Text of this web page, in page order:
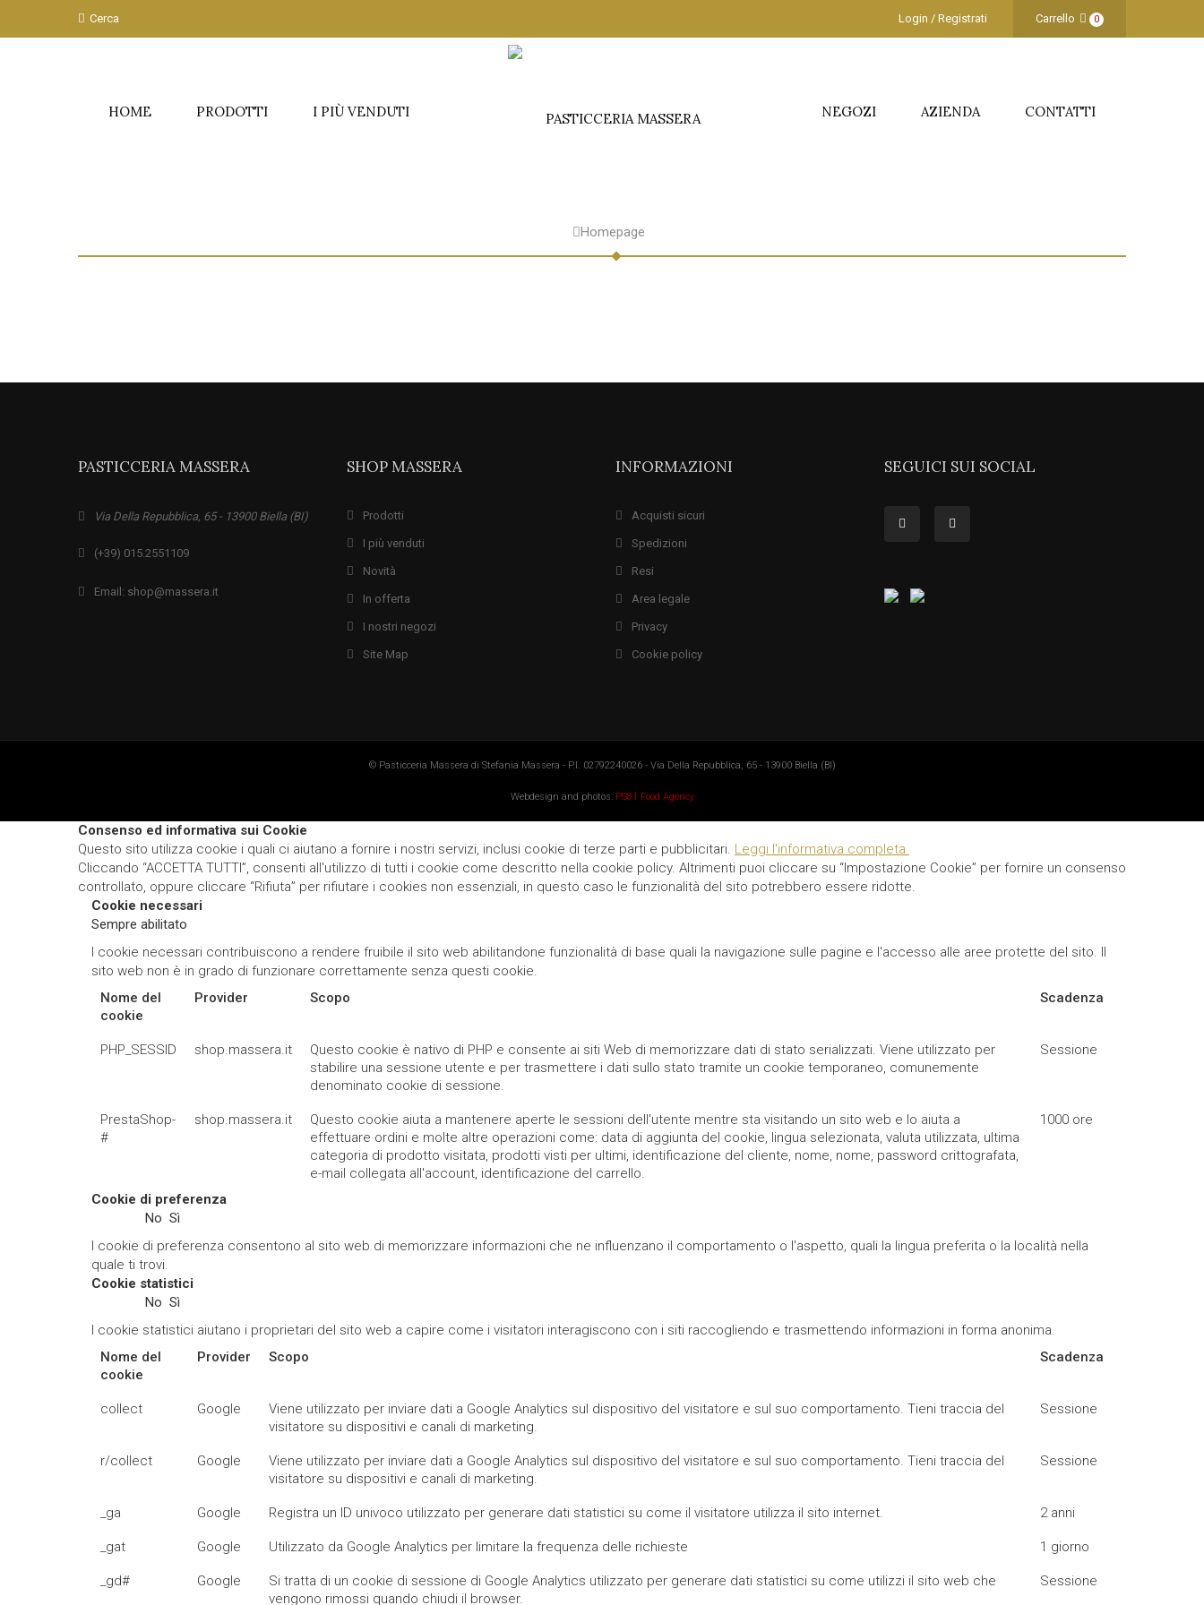
Cerca Login / Registrati Carrello 0
HOME PRODOTTI I PIÙ VENDUTI NEGOZI AZIENDA CONTATTI
Homepage
PASTICCERIA MASSERA
Via Della Repubblica, 65 - 13900 Biella (BI)
(+39) 015.2551109
Email: shop@massera.it
SHOP MASSERA
Prodotti
I più venduti
Novità
In offerta
I nostri negozi
Site Map
INFORMAZIONI
Acquisti sicuri
Spedizioni
Resi
Area legale
Privacy
Cookie policy
SEGUICI SUI SOCIAL
© Pasticceria Massera di Stefania Massera - P.I. 02792240026 - Via Della Repubblica, 65 - 13900 Biella (BI)
Webdesign and photos: PS81 Food Agency
Consenso ed informativa sui Cookie
Questo sito utilizza cookie i quali ci aiutano a fornire i nostri servizi, inclusi cookie di terze parti e pubblicitari. Leggi l'informativa completa.
Cliccando “ACCETTA TUTTI”, consenti all'utilizzo di tutti i cookie come descritto nella cookie policy. Altrimenti puoi cliccare su “Impostazione Cookie” per fornire un consenso
controllato, oppure cliccare “Rifiuta” per rifiutare i cookies non essenziali, in questo caso le funzionalità del sito potrebbero essere ridotte.
Cookie necessari
Sempre abilitato
I cookie necessari contribuiscono a rendere fruibile il sito web abilitandone funzionalità di base quali la navigazione sulle pagine e l'accesso alle aree protette del sito. Il
sito web non è in grado di funzionare correttamente senza questi cookie.
Nome del
cookie
Provider Scopo Scadenza
PHP_SESSID shop.massera.it
Questo cookie è nativo di PHP e consente ai siti Web di memorizzare dati di stato serializzati. Viene utilizzato per
stabilire una sessione utente e per trasmettere i dati sullo stato tramite un cookie temporaneo, comunemente
denominato cookie di sessione.
Sessione
PrestaShop-
#
shop.massera.it
Questo cookie aiuta a mantenere aperte le sessioni dell'utente mentre sta visitando un sito web e lo aiuta a
effettuare ordini e molte altre operazioni come: data di aggiunta del cookie, lingua selezionata, valuta utilizzata, ultima
categoria di prodotto visitata, prodotti visti per ultimi, identificazione del cliente, nome, nome, password crittografata,
e-mail collegata all'account, identificazione del carrello.
1000 ore
Cookie di preferenza
No Sì
I cookie di preferenza consentono al sito web di memorizzare informazioni che ne influenzano il comportamento o l'aspetto, quali la lingua preferita o la località nella
quale ti trovi.
Cookie statistici
No Sì
I cookie statistici aiutano i proprietari del sito web a capire come i visitatori interagiscono con i siti raccogliendo e trasmettendo informazioni in forma anonima.
Nome del
cookie
Provider Scopo Scadenza
collect Google
Viene utilizzato per inviare dati a Google Analytics sul dispositivo del visitatore e sul suo comportamento. Tieni traccia del
visitatore su dispositivi e canali di marketing.
Sessione
r/collect Google
Viene utilizzato per inviare dati a Google Analytics sul dispositivo del visitatore e sul suo comportamento. Tieni traccia del
visitatore su dispositivi e canali di marketing.
Sessione
_ga Google Registra un ID univoco utilizzato per generare dati statistici su come il visitatore utilizza il sito internet. 2 anni
_gat Google Utilizzato da Google Analytics per limitare la frequenza delle richieste 1 giorno
_gd# Google
Si tratta di un cookie di sessione di Google Analytics utilizzato per generare dati statistici su come utilizzi il sito web che
vengono rimossi quando chiudi il browser.
Sessione